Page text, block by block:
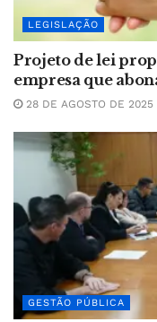
LEGISLAÇÃO
Projeto de lei
empresa que
28 DE AGOSTO DE 2025
GESTÃO PÚBLICA